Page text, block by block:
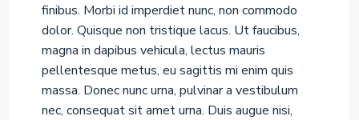
finibus. Morbi id imperdiet nunc, non commodo
dolor. Quisque non tristique lacus. Ut faucibus,
magna in dapibus vehicula, lectus mauris
pellentesque metus, eu sagittis mi enim quis
massa. Donec nunc urna, pulvinar a vestibulum
nec, consequat sit amet urna. Duis augue nisi,